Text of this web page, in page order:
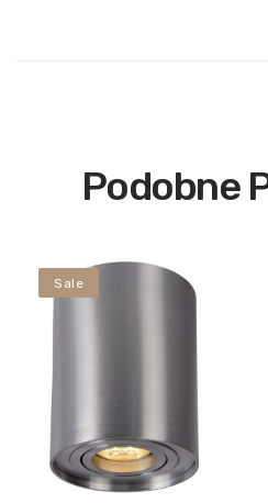
Podobne
Sale